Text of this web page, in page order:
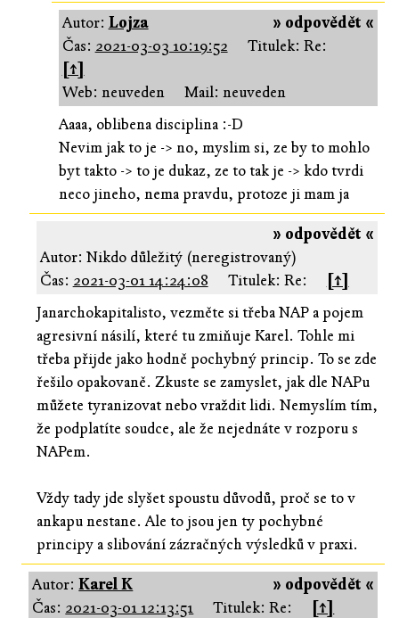
» odpovědět «
Autor: Lojza
Čas: 2021-03-03 10:19:52
Titulek: Re:
[↑]
Web: neuveden
Mail: neuveden
Aaaa, oblibena disciplina :-D
Nevim jak to je -> no, myslim si, ze by to mohlo
byt takto -> to je dukaz, ze to tak je -> kdo tvrdi
neco jineho, nema pravdu, protoze ji mam ja
» odpovědět «
Autor: Nikdo důležitý (neregistrovaný)
Čas: 2021-03-01 14:24:08 Titulek: Re:
[↑]
Janarchokapitalisto, vezměte si třeba NAP a pojem
agresivní násilí, které tu zmiňuje Karel. Tohle mi
třeba přijde jako hodně pochybný princip. To se zde
řešilo opakovaně. Zkuste se zamyslet, jak dle NAPu
můžete tyranizovat nebo vraždit lidi. Nemyslím tím,
že podplatíte soudce, ale že nejednáte v rozporu s
NAPem.
Vždy tady jde slyšet spoustu důvodů, proč se to v
ankapu nestane. Ale to jsou jen ty pochybné
principy a slibování zázračných výsledků v praxi.
» odpovědět «
Autor:Karel K
Čas: 2021-03-01 12:13:51 Titulek: Re:
[↑]